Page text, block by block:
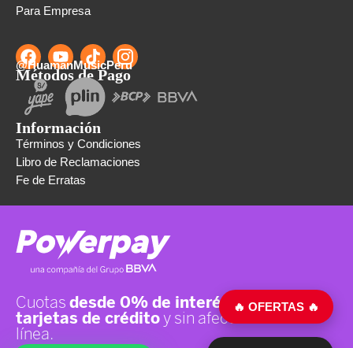
Para Empresa
@HuamanMusicPeru
Métodos de Pago
Información
Términos y Condiciones
Libro de Reclamaciones
Fe de Erratas
🔥 OFERTAS 🔥